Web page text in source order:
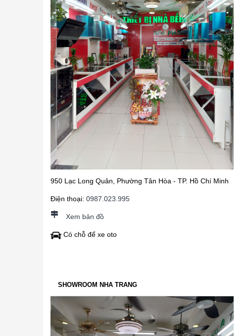
950 Lạc Long Quân, Phường Tân Hòa - TP. Hồ Chí Minh
Điện thoại: 0987.023.995
Xem bản đồ
Có chỗ để xe oto
SHOWROOM NHA TRANG